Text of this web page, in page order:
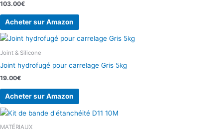
103.00€
Acheter sur Amazon
Joint & Silicone
Joint hydrofugé pour carrelage Gris 5kg
19.00€
Acheter sur Amazon
MATÉRIAUX